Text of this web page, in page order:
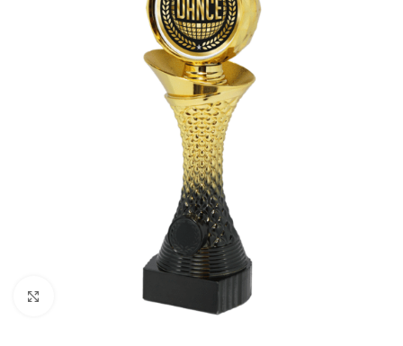
Klik om te vergroten